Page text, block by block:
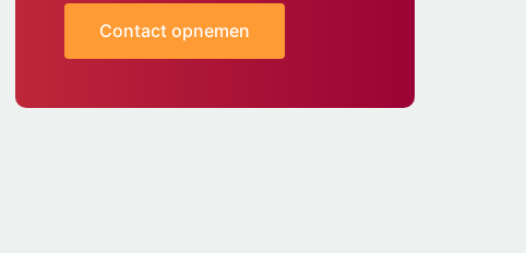
Contact opnemen